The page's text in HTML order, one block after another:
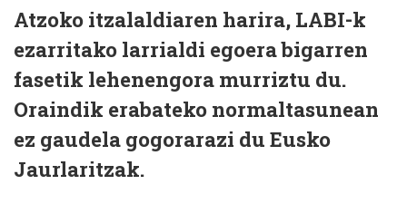
Atzoko itzalaldiaren harira, LABI-k
ezarritako larrialdi egoera bigarren
fasetik lehenengora murriztu du.
Oraindik erabateko normaltasunean
ez gaudela gogorarazi du Eusko
Jaurlaritzak.